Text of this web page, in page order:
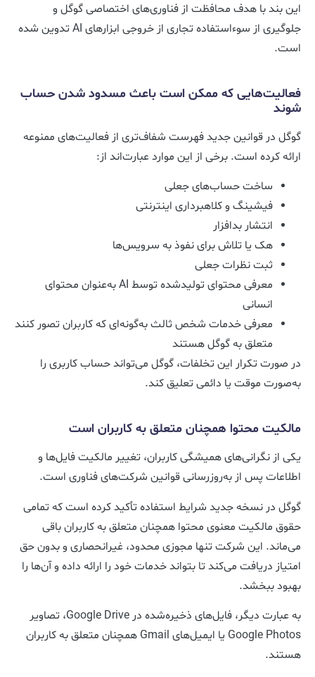
این بند با هدف محافظت از فناوری‌های اختصاصی گوگل و
جلوگیری از سوءاستفاده تجاری از خروجی ابزارهای AI تدوین شده
است.
فعالیت‌هایی که ممکن است باعث مسدود شدن حساب
شوند
گوگل در قوانین جدید فهرست شفاف‌تری از فعالیت‌های ممنوعه
ارائه کرده است. برخی از این موارد عبارت‌اند از:
ساخت حساب‌های جعلی
فیشینگ و کلاهبرداری اینترنتی
انتشار بدافزار
هک یا تلاش برای نفوذ به سرویس‌ها
ثبت نظرات جعلی
معرفی محتوای تولیدشده توسط AI به‌عنوان محتوای
انسانی
معرفی خدمات شخص ثالث به‌گونه‌ای که کاربران تصور کنند
متعلق به گوگل هستند
در صورت تکرار این تخلفات، گوگل می‌تواند حساب کاربری را
به‌صورت موقت یا دائمی تعلیق کند.
مالکیت محتوا همچنان متعلق به کاربران است
یکی از نگرانی‌های همیشگی کاربران، تغییر مالکیت فایل‌ها و
اطلاعات پس از به‌روزرسانی قوانین شرکت‌های فناوری است.
گوگل در نسخه جدید شرایط استفاده تأکید کرده است که تمامی
حقوق مالکیت معنوی محتوا همچنان متعلق به کاربران باقی
می‌ماند. این شرکت تنها مجوزی محدود، غیرانحصاری و بدون حق
امتیاز دریافت می‌کند تا بتواند خدمات خود را ارائه داده و آن‌ها را
بهبود ببخشد.
به عبارت دیگر، فایل‌های ذخیره‌شده در Google Drive، تصاویر
Google Photos یا ایمیل‌های Gmail همچنان متعلق به کاربران
هستند.